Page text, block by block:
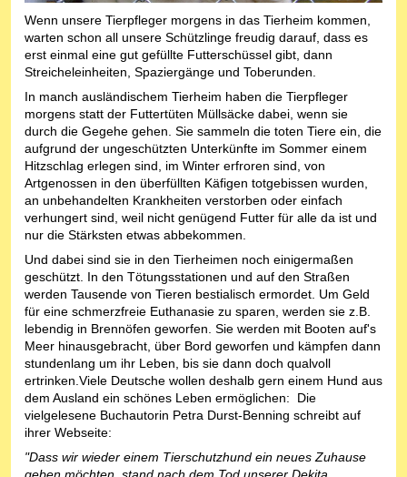
Wenn unsere Tierpfleger morgens in das Tierheim kommen,
warten schon all unsere Schützlinge freudig darauf, dass es
erst einmal eine gut gefüllte Futterschüssel gibt, dann
Streicheleinheiten, Spaziergänge und Toberunden.
In manch ausländischem Tierheim haben die Tierpfleger
morgens statt der Futtertüten Müllsäcke dabei, wenn sie
durch die Gegehe gehen. Sie sammeln die toten Tiere ein, die
aufgrund der ungeschützten Unterkünfte im Sommer einem
Hitzschlag erlegen sind, im Winter erfroren sind, von
Artgenossen in den überfüllten Käfigen totgebissen wurden,
an unbehandelten Krankheiten verstorben oder einfach
verhungert sind, weil nicht genügend Futter für alle da ist und
nur die Stärksten etwas abbekommen.
Und dabei sind sie in den Tierheimen noch einigermaßen
geschützt. In den Tötungsstationen und auf den Straßen
werden Tausende von Tieren bestialisch ermordet. Um Geld
für eine schmerzfreie Euthanasie zu sparen, werden sie z.B.
lebendig in Brennöfen geworfen. Sie werden mit Booten auf's
Meer hinausgebracht, über Bord geworfen und kämpfen dann
stundenlang um ihr Leben, bis sie dann doch qualvoll
ertrinken.Viele Deutsche wollen deshalb gern einem Hund aus
dem Ausland ein schönes Leben ermöglichen: Die
vielgelesene Buchautorin Petra Durst-Benning schreibt auf
ihrer Webseite:
"Dass wir wieder einem Tierschutzhund ein neues Zuhause